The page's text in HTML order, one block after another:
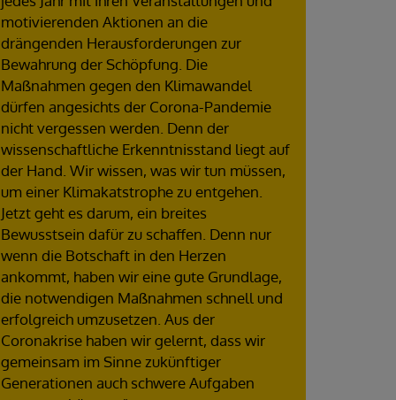
motivierenden Aktionen an die
drängenden Herausforderungen zur
Bewahrung der Schöpfung. Die
Maßnahmen gegen den Klimawandel
dürfen angesichts der Corona-Pandemie
nicht vergessen werden. Denn der
wissenschaftliche Erkenntnisstand liegt auf
der Hand. Wir wissen, was wir tun müssen,
um einer Klimakatstrophe zu entgehen.
Jetzt geht es darum, ein breites
Bewusstsein dafür zu schaffen. Denn nur
wenn die Botschaft in den Herzen
ankommt, haben wir eine gute Grundlage,
die notwendigen Maßnahmen schnell und
erfolgreich umzusetzen. Aus der
Coronakrise haben wir gelernt, dass wir
gemeinsam im Sinne zukünftiger
Generationen auch schwere Aufgaben